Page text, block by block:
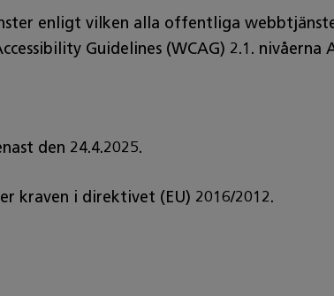
enligt vilken alla offentliga
Guidelines (WCAG) 2.1. nivåerna
den 24.4.2025.
kraven i direktivet (EU) 2016/2012.